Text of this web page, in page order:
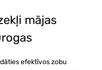
mājas
efektīvos zobu